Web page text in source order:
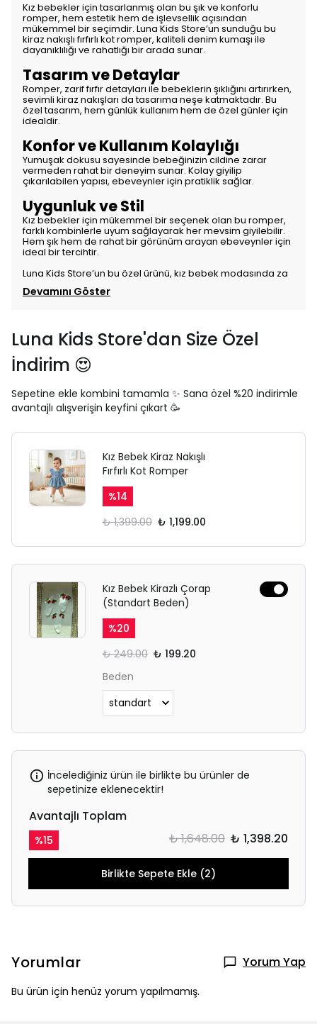
Kız bebekler için tasarlanmış olan bu şık ve konforlu
romper, hem estetik hem de işlevsellik açısından
mükemmel bir seçimdir. Luna Kids Store’un sunduğu bu
kiraz nakışlı fırfırlı kot romper, kaliteli denim kumaşı ile
dayanıklılığı ve rahatlığı bir arada sunar.
Tasarım ve Detaylar
Romper, zarif fırfır detayları ile bebeklerin şıklığını artırırken,
sevimli kiraz nakışları da tasarıma neşe katmaktadır. Bu
özel tasarım, hem günlük kullanım hem de özel günler için
idealdir.
Konfor ve Kullanım Kolaylığı
Yumuşak dokusu sayesinde bebeğinizin cildine zarar
vermeden rahat bir deneyim sunar. Kolay giyilip
çıkarılabilen yapısı, ebeveynler için pratiklik sağlar.
Uygunluk ve Stil
Kız bebekler için mükemmel bir seçenek olan bu romper,
farklı kombinlerle uyum sağlayarak her mevsim giyilebilir.
Hem şık hem de rahat bir görünüm arayan ebeveynler için
ideal bir tercihtir.
Luna Kids Store’un bu özel ürünü, kız bebek modasında za
Devamını Göster
Luna Kids Store'dan Size Özel
İndirim 😍
Sepetine ekle kombini tamamla ✨ Sana özel %20 indirimle
avantajlı alışverişin keyfini çıkart 🥳
Kız Bebek Kiraz Nakışlı
Fırfırlı Kot Romper
%14
₺ 1,399.00 ₺ 1,199.00
Kız Bebek Kirazlı Çorap
(Standart Beden)
%20
₺ 249.00 ₺ 199.20
Beden
İncelediğiniz ürün ile birlikte bu ürünler de
sepetinize eklenecektir!
Avantajlı Toplam
%15 ₺ 1,648.00 ₺ 1,398.20
Birlikte Sepete Ekle (2)
Yorumlar Yorum Yap
Bu ürün için henüz yorum yapılmamış.